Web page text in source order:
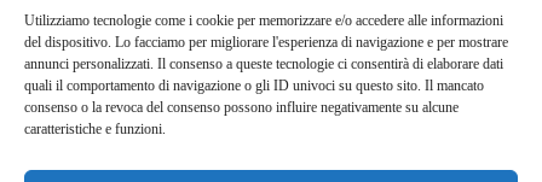
Utilizziamo tecnologie come i cookie per memorizzare e/o accedere alle informazioni
del dispositivo. Lo facciamo per migliorare l'esperienza di navigazione e per mostrare
annunci personalizzati. Il consenso a queste tecnologie ci consentirà di elaborare dati
quali il comportamento di navigazione o gli ID univoci su questo sito. Il mancato
consenso o la revoca del consenso possono influire negativamente su alcune
caratteristiche e funzioni.
Iscriviti